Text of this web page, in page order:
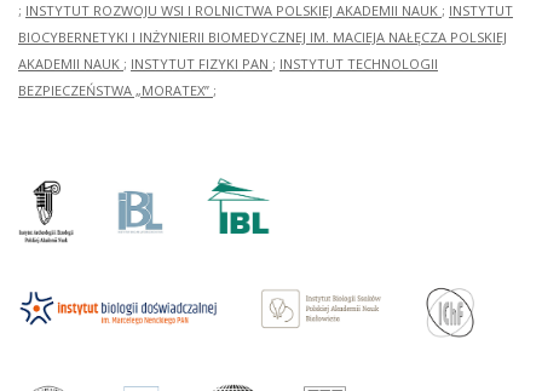
; INSTYTUT ROZWOJU WSI I ROLNICTWA POLSKIEJ AKADEMII NAUK ; INSTYTUT
BIOCYBERNETYKI I INŻYNIERII BIOMEDYCZNEJ IM. MACIEJA NAŁĘCZA POLSKIEJ
AKADEMII NAUK ; INSTYTUT FIZYKI PAN ; INSTYTUT TECHNOLOGII
BEZPIECZEŃSTWA „MORATEX” ;